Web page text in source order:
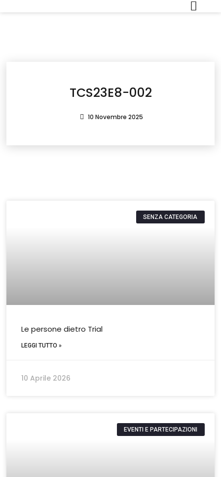
TCS23E8-002
10 Novembre 2025
SENZA CATEGORIA
Le persone dietro Trial
LEGGI TUTTO »
10 Aprile 2026
EVENTI E PARTECIPAZIONI